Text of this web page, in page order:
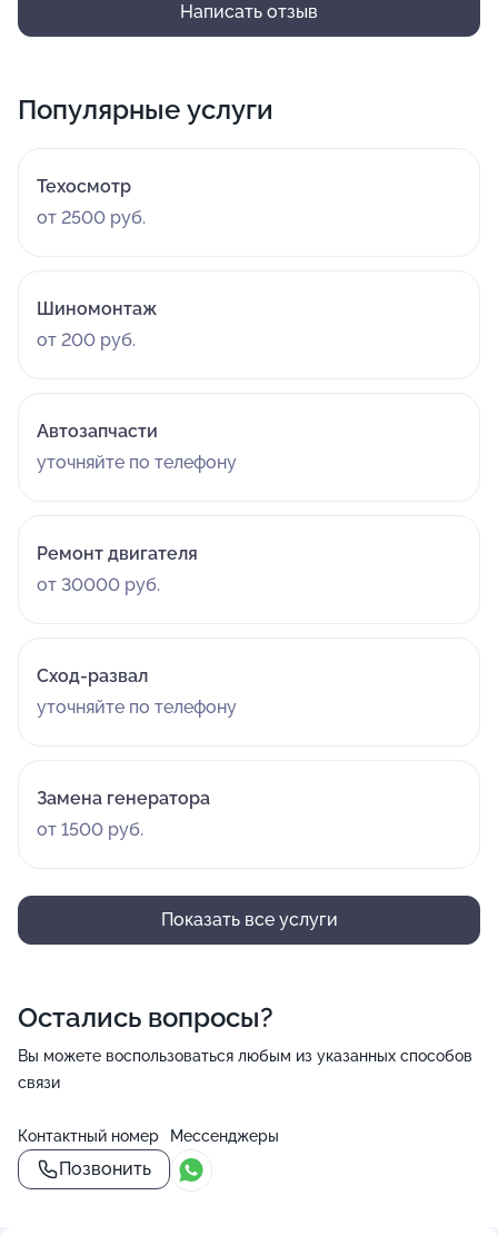
Написать отзыв
Популярные услуги
Техосмотр
от 2500 руб.
Шиномонтаж
от 200 руб.
Автозапчасти
уточняйте по телефону
Ремонт двигателя
от 30000 руб.
Сход-развал
уточняйте по телефону
Замена генератора
от 1500 руб.
Показать все услуги
Остались вопросы?
Вы можете воспользоваться любым из указанных способов
связи
Контактный номер
Позвонить
Мессенджеры